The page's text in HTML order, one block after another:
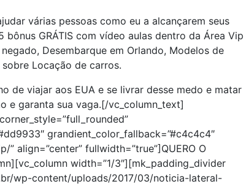
várias pessoas como eu a alcançarem seus
GRÁTIS com vídeo aulas dentro da Área Vip
Desembarque em Orlando, Modelos de
Locação de carros.
de viajar aos EUA e se livrar desse medo e matar
e garanta sua vaga.[/vc_column_text]
grandient_color_fallback=”#c4c4c4″
align=”center” fullwidth=”true”]QUERO O
width=”1/3″][mk_padding_divider
wp-content/uploads/2017/03/noticia-lateral-